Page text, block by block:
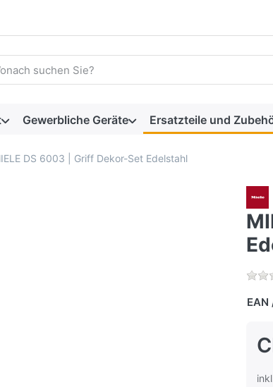
einen Suchbegriff ein. Während Sie tippen,
Gewerbliche Geräte Ersatzteile und
DS 6003 | Griff Dekor-Set Edelstahl
EAN